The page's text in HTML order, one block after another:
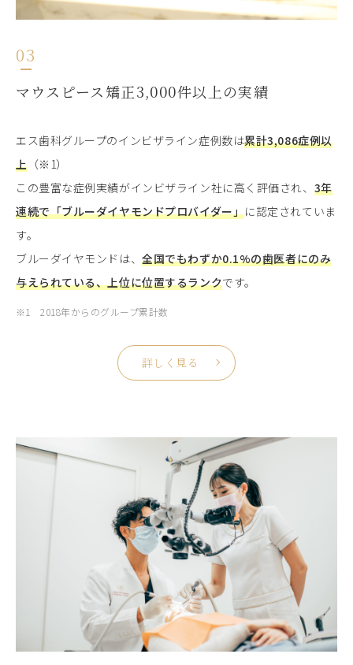
03
マウスピース矯正3,000件以上の実績
エス歯科グループのインビザライン症例数は累計3,086症例以
上（※1）
この豊富な症例実績がインビザライン社に高く評価され、 3年
連続で「ブルーダイヤモンドプロバイダー」に認定されていま
す。
ブルーダイヤモンドは、全国でもわずか0.1%の歯医者にのみ
与えられている、上位に位置するランクです。
※1 2018年からのグループ累計数
詳しく見る